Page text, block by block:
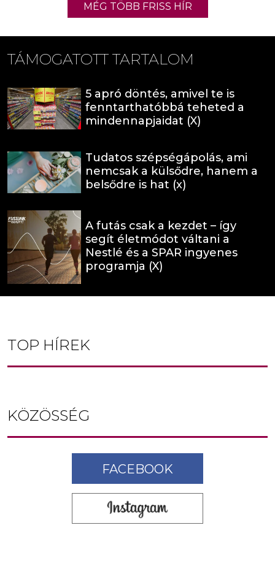
MÉG TÖBB FRISS HÍR
TÁMOGATOTT TARTALOM
5 apró döntés, amivel te is
fenntarthatóbbá teheted a
mindennapjaidat (X)
Tudatos szépségápolás, ami
nemcsak a külsődre, hanem a
belsődre is hat (x)
A futás csak a kezdet – így
segít életmódot váltani a
Nestlé és a SPAR ingyenes
programja (X)
TOP HÍREK
KÖZÖSSÉG
FACEBOOK